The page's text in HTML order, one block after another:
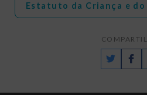
Estatuto da Criança e do